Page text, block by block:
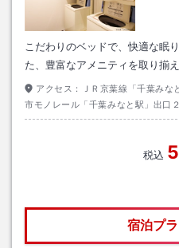
こだわりのベッドで、快適な眠
た、豊富なアメニティを取り揃え
アクセス：
ＪＲ京葉線「千葉み
市モノレール「千葉みなと駅」出口
税込
宿泊プ